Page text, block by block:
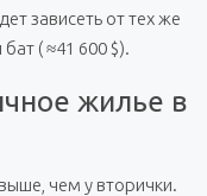
зависеть от тех же
( ≈41 600 $).
жилье в
чем у вторички.